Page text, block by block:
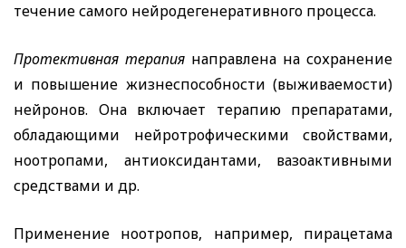
течение самого нейродегенеративного процесса.
Протективная терапия направлена на сохранение
и повышение жизнеспособности (выживаемости)
нейронов. Она включает терапию препаратами,
обладающими нейротрофическими свойствами,
ноотропами, антиоксидантами, вазоактивными
средствами и др.
Применение ноотропов, например, пирацетама